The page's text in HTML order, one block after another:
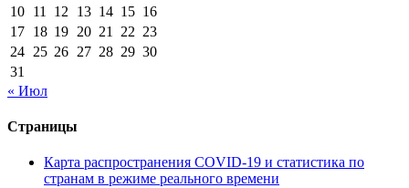
10 11 12 13 14 15 16
17 18 19 20 21 22 23
24 25 26 27 28 29 30
31
« Июл
Страницы
Карта распространения COVID-19 и статистика по
странам в режиме реального времени